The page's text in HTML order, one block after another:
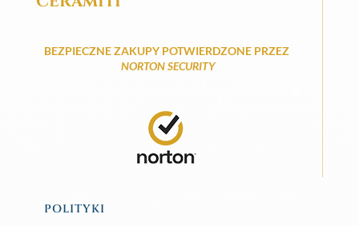
BEZPIECZNE ZAKUPY POTWIERDZONE PRZEZ
NORTON SECURITY
POLITYKI